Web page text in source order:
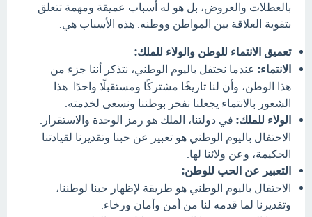
بالعطلات والعروض، بل هو له أسباب عميقة ومهمة تتعلق
بتقوية العلاقة بين المواطن ووطنه. هذه الأسباب هي:
تعميق الانتماء للوطن والولاء للملك:
الانتماء: عندما نحتفل باليوم الوطني، نتذكر أننا جزء من
هذا الوطن، وأن لنا تاريخًا مشتركًا ومستقبلًا واحدًا. هذا
الشعور بالانتماء يجعلنا نفخر بوطننا ونسعى لخدمته.
الولاء للملك: في دولتنا، الملك هو رمز الوحدة والاستقرار.
الاحتفال باليوم الوطني هو تعبير عن حبنا وتقديرنا لقيادتنا
الحكيمة، وعن ولائنا لها.
التعبير عن الحب للوطن:
الاحتفال باليوم الوطني هو طريقة لإظهار حبنا لوطننا،
وتقديرنا لما قدمه لنا من أمن وأمان ورخاء.